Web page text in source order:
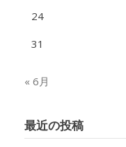
24
31
« 6月
最近の投稿